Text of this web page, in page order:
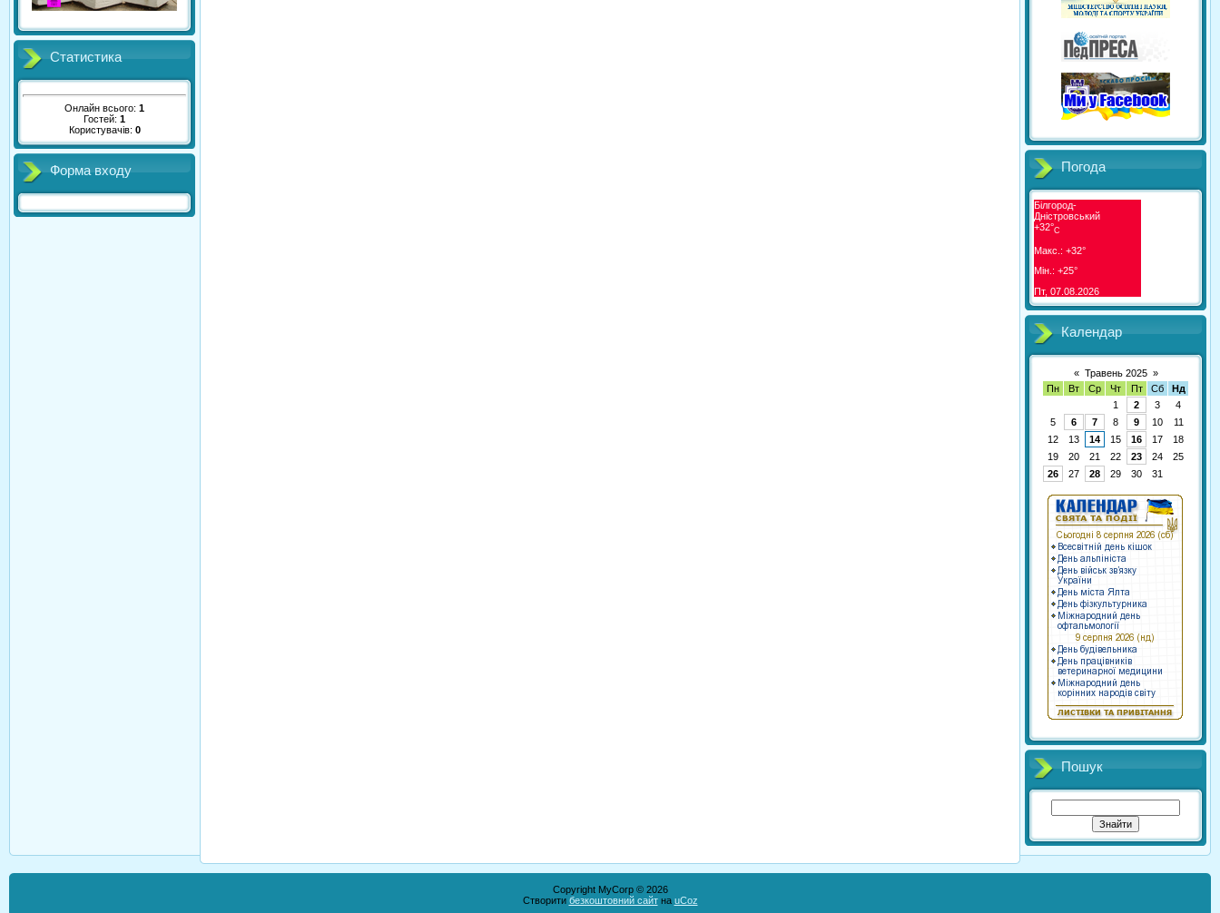
Статистика
Онлайн всього: 1
Гостей: 1
Користувачів: 0
Форма входу Погода
Білгород-
Дністровський
+32°C
Макс.: +32°
Мін.: +25°
Пт, 07.08.2026
Календар
« Травень 2025 »
Пн
Вт Ср Чт Пт Сб
Нд
1
2 3
4
5
6 7 8 9 10
11
12
13 14 15 16 17
18
19
20 21 22 23 24
25
26
27 28 29 30 31
Пошук
Copyright MyCorp © 2026
Створити безкоштовний сайтна uCoz